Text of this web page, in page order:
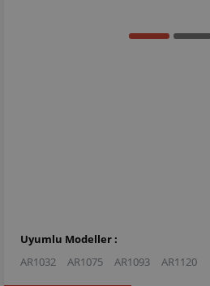
Uyumlu Modeller :
AR1032
AR1075 AR1093 AR1120